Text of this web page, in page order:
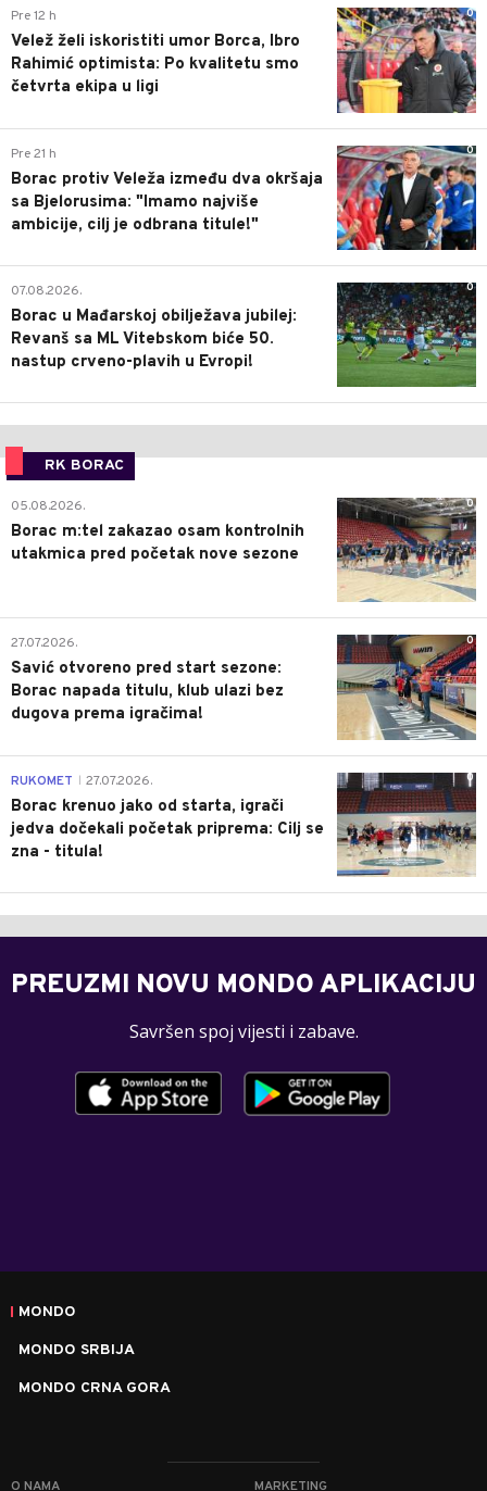
0
Pre 12 h
Velež želi iskoristiti umor Borca, Ibro
Rahimić optimista: Po kvalitetu smo
četvrta ekipa u ligi
0
Pre 21 h
Borac protiv Veleža između dva okršaja
sa Bjelorusima: "Imamo najviše
ambicije, cilj je odbrana titule!"
0
07.08.2026.
Borac u Mađarskoj obilježava jubilej:
Revanš sa ML Vitebskom biće 50.
nastup crveno-plavih u Evropi!
RK BORAC
0
05.08.2026.
Borac m:tel zakazao osam kontrolnih
utakmica pred početak nove sezone
0
27.07.2026.
Savić otvoreno pred start sezone:
Borac napada titulu, klub ulazi bez
dugova prema igračima!
0
RUKOMET 27.07.2026.
Borac krenuo jako od starta, igrači
jedva dočekali početak priprema: Cilj se
zna - titula!
PREUZMI NOVU MONDO APLIKACIJU
Savršen spoj vijesti i zabave.
MONDO
MONDO SRBIJA
MONDO CRNA GORA
O NAMA MARKETING